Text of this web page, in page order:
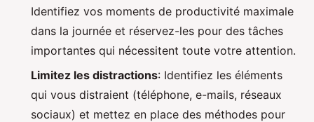
Identifiez vos moments de productivité maximale
dans la journée et réservez-les pour des tâches
importantes qui nécessitent toute votre attention.
Limitez les distractions: Identifiez les éléments
qui vous distraient (téléphone, e-mails, réseaux
sociaux) et mettez en place des méthodes pour